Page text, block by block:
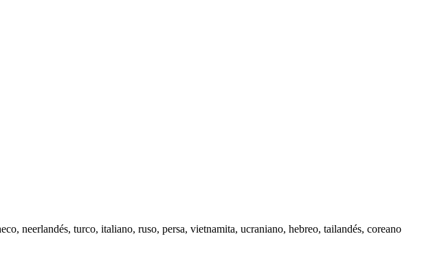
neerlandés, turco, italiano, ruso, persa, vietnamita, ucraniano, hebreo, tailandés, coreano